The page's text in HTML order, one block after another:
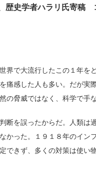
史学者ハラリ氏寄稿
界で大流行したこの１年を
痛感した人も多い。だが実
脅威ではなく、科学で手
断を誤ったからだ。人類は
った。１９１８年のイン
できず、多くの対策は使い